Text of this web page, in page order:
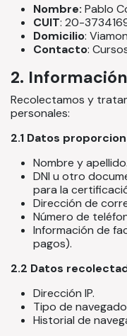
Nombre: Pablo
CUIT: 20-
Domicilio:
Contacto:
2.
Recolectamos y
personales:
2.1 Datos
Nombre y apellido.
DNI u otro
para la
Dirección de
Número de
Información de
pagos).
2.2 Datos
Dirección IP.
Tipo de
Historial de